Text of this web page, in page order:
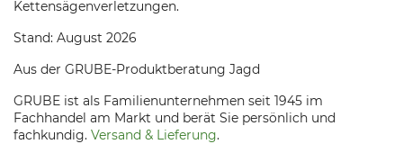
Kettensägenverletzungen.
Stand: August 2026
Aus der GRUBE-Produktberatung Jagd
GRUBE ist als Familienunternehmen seit 1945 im
Fachhandel am Markt und berät Sie persönlich und
fachkundig. Versand & Lieferung.